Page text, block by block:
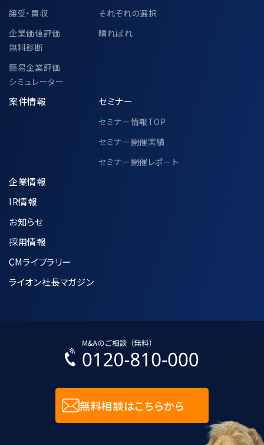
譲受・買収
企業価値評価
無料診断
簡易企業評価
シミュレーター
それぞれの選択
晴ればれ
案件情報 セミナー
セミナー情報TOP
セミナー開催実績
セミナー開催レポート
企業情報
IR情報
お知らせ
採用情報
CMライブラリー
ライオン社長マガジン
無料相談はこちらから